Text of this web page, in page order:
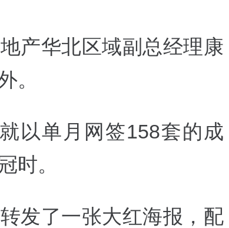
产华北区域副总经理康
。
以单月网签158套的成
时。
发了一张大红海报，配